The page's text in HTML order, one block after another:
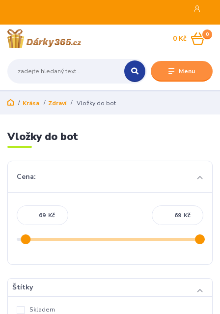
Menu
0
0 Kč
Krása Zdraví Vložky do bot
Vložky do bot
Cena:
Kč Kč
Štítky
Skladem